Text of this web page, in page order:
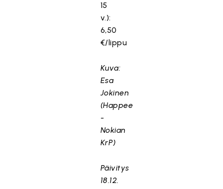
15
v.):
6,50
€/lippu
Kuva:
Esa
Jokinen
(Happee
-
Nokian
KrP)
Päivitys
18.12.